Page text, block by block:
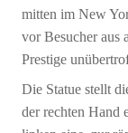
mitten im New
vor Besucher aus
Prestige
Die Statue stellt
der rechten Hand